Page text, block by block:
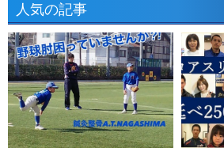
人気の記事